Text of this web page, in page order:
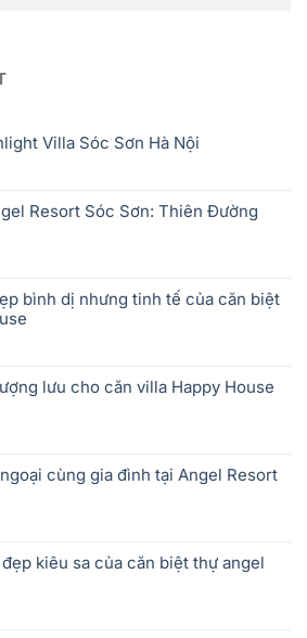
Villa Sóc Sơn Hà Nội
Resort Sóc Sơn: Thiên Đường
bình dị nhưng tinh tế của căn biệt
lưu cho căn villa Happy House
cùng gia đình tại Angel Resort
kiêu sa của căn biệt thự angel